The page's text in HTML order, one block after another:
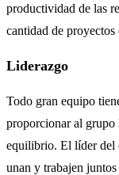
productividad de las
cantidad de
Liderazgo
Todo gran equipo
proporcionar al grupo
equilibrio. El líder del
unan y trabajen